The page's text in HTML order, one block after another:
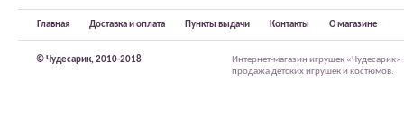
Главная Доставка и оплата Пункты выдачи Контакты О магазине
© Чудесарик, 2010-2018
Интернет-магазин игрушек
продажа детских игрушек и костюмов.